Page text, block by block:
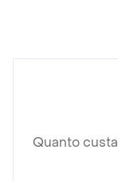
Quanto